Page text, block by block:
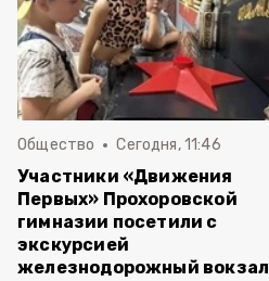
Общество Сегодня, 11:46
Участники «Движения
Первых» Прохоровской
гимназии посетили с
экскурсией
железнодорожный вокзал